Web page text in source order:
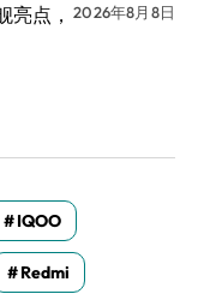
亮点， 2026年8月8日
IQOO
Redmi